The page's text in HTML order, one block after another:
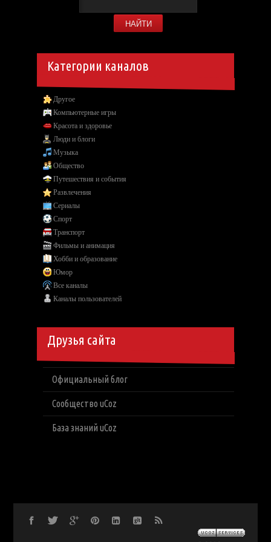
Категории каналов
Другое
Компьютерные игры
Красота и здоровье
Люди и блоги
Музыка
Общество
Путешествия и события
Развлечения
Сериалы
Спорт
Транспорт
Фильмы и анимация
Хобби и образование
Юмор
Все каналы
Каналы пользователей
Друзья сайта
Официальный блог
Сообщество uCoz
База знаний uCoz